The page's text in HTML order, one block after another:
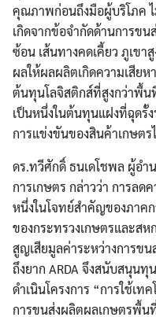
คุณภาพก่อนถึงมือผู้บริโภค ไ
เกิดจากข้อจำกัดด้านการข
ซ้อน เส้นทางคดเคี้ยว ภูเขา
ผลให้ผลผลิตเกิดความเสีย
ต้นทุนโลจิสติกส์ที่สูงกว่าพื้น
เป็นหนึ่งในต้นทุนแฝงที่ฉุดรั้
การแข่งขันของสินค้าเกษตร
ดร.ทวีศักดิ์ ธนเดโชพล ผู้อำ
การเกษตร กล่าวว่า การลด
หนึ่งในโจทย์สำคัญของภาค
ของกระทรวงเกษตรและส
สูญเสียมูลค่าระหว่างการข
ถึงยาก ARDA จึงสนับสนุน
ดำเนินโครงการ “การใช้เ
การขนส่งผลิตผลเกษตรพื้น